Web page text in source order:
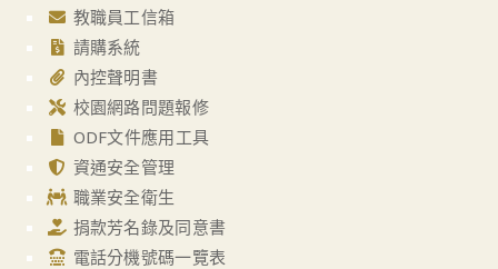
教職員工信箱
請購系統
內控聲明書
校園網路問題報修
ODF文件應用工具
資通安全管理
職業安全衛生
捐款芳名錄及同意書
電話分機號碼一覽表